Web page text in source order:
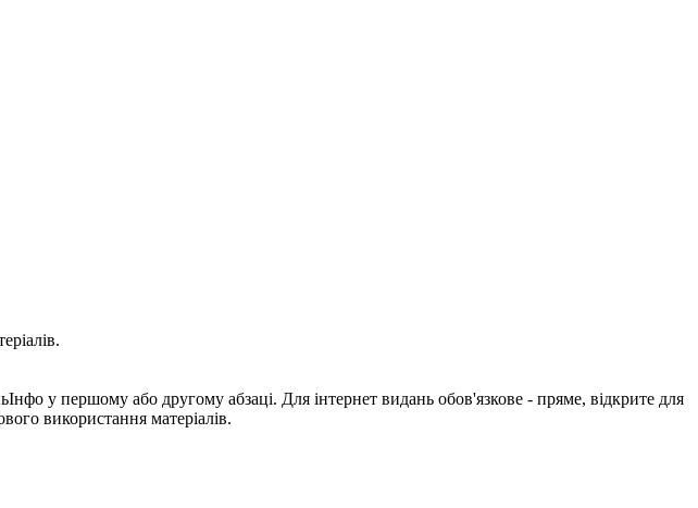
у першому або другому абзаці. Для інтернет видань обов'язкове - пряме, відкрите для
використання матеріалів.